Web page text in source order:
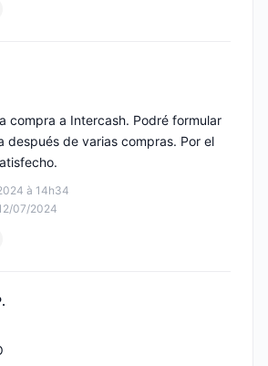
à 14h34
07/2024
compra a Intercash. Podré formular
después de varias compras. Por el